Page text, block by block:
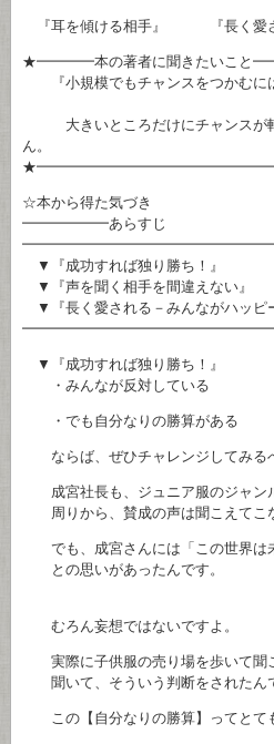
『耳を傾ける相手』 『長く愛さ
★━━━━本の著者に聞きたい
『小規模でもチャンスをつかむに
大きいところだけにチャンスが転
ん。
☆本から得た気づき
━━━━━━あらすじ
▼『成功すれば独り勝ち！』
▼『声を聞く相手を間違えない』
▼『長く愛される－みんながハッピ
▼『成功すれば独り勝ち！』
・みんなが反対している
・でも自分なりの勝算がある
ならば、ぜひチャレンジしてみる
成宮社長も、ジュニア服のジャン
周りから、賛成の声は聞こえてこ
でも、成宮さんには「この世界は
との思いがあったんです。
むろん妄想ではないですよ。
実際に子供服の売り場を歩いて聞
聞いて、そういう判断をされたん
この【自分なりの勝算】ってとて